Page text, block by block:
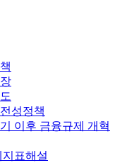
성정책
이후 금융규제 개혁
표해설